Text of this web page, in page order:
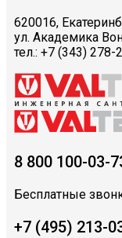
620016,
ул. Академика
тел.: +7 (343) 278-
8 800 100-03-
Бесплатные
+7 (495) 213-